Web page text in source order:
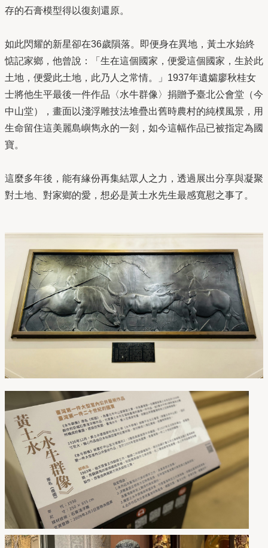
存的石膏模型得以復刻還原。
如此閃耀的新星卻在36歲隕落。即便身在異地，黃土水始終
惦記家鄉，他曾說：「生在這個國家，便愛這個國家，生於此
土地，便愛此土地，此乃人之常情。」1937年遺孀廖秋桂女
士將他生平最後一件作品〈水牛群像〉捐贈予臺北公會堂（今
中山堂），畫面以淺浮雕技法堆疊出舊時農村的純樸風景，用
生命留住這美麗島嶼雋永的一刻，如今這幅作品已被指定為國
寶。
這麼多年後，能有緣份再集結眾人之力，透過展出分享與凝聚
對土地、對家鄉的愛，想必是黃土水先生最感寬慰之事了。